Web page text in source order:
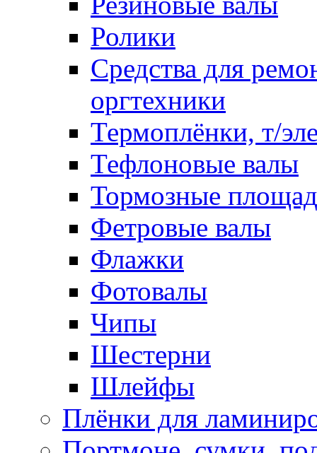
Ролики
Средства для
оргтехники
Термоплёнки, т/
Тефлоновые валы
Тормозные
Фетровые валы
Флажки
Фотовалы
Чипы
Шестерни
Шлейфы
Плёнки для